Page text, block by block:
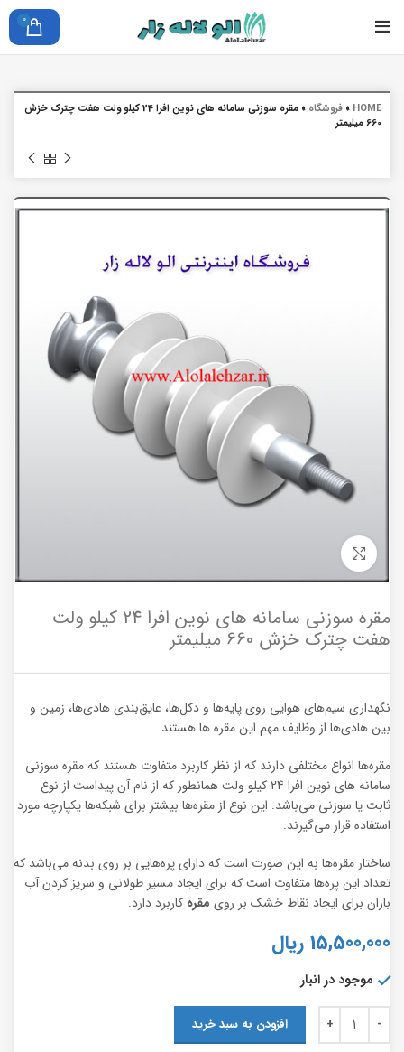
0
HOME
» فروشگاه »
مقره سوزنی سامانه های نوین افرا 24 کیلو ولت هفت چترک خزش
660 میلیمتر
مقره سوزنی سامانه های نوین افرا 24 کیلو ولت
هفت چترک خزش 660 میلیمتر
نگهداری سیم‌های هوایی روی پایه‌ها و دکل‌ها، عایق‌بندی هادی‌ها، زمین و
بین هادی‌ها از وظایف مهم این مقره ها هستند.
مقره‌ها انواع مختلفی دارند که از نظر کاربرد متفاوت هستند که مقره سوزنی
سامانه های نوین افرا 24 کیلو ولت
همانطور که از نام آن پیداست از نوع
ثابت یا سوزنی می‌باشد. این نوع از مقره‌ها بیشتر برای شبکه‌ها یکپارچه مورد
استفاده قرار می‌گیرند.
ساختار مقره‌ها به این صورت است که دارای پره‌هایی بر روی بدنه می‌باشد که
تعداد این پره‌ها متفاوت است که برای ایجاد مسیر طولانی و سریز کردن آب
باران برای ایجاد نقاط خشک بر روی مقره کاربرد دارد.
15,500,000 ریال
موجود در انبار
افزودن به سبد خرید